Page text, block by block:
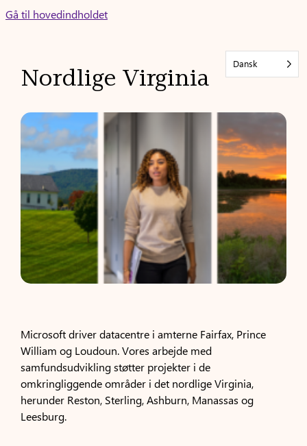
Skip
Gå til hovedindholdet
Dansk
Nordlige Virginia
Microsoft driver datacentre i amterne Fairfax, Prince
William og Loudoun. Vores arbejde med
samfundsudvikling støtter projekter i de
omkringliggende områder i det nordlige Virginia,
herunder Reston, Sterling, Ashburn, Manassas og
Leesburg.